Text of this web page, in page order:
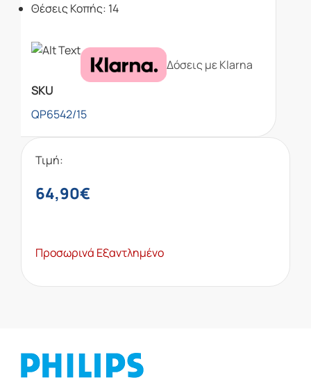
Θέσεις Κοπής: 14
Δόσεις με Klarna
SKU
QP6542/15
Τιμή:
64,90€
Προσωρινά Εξαντλημένο